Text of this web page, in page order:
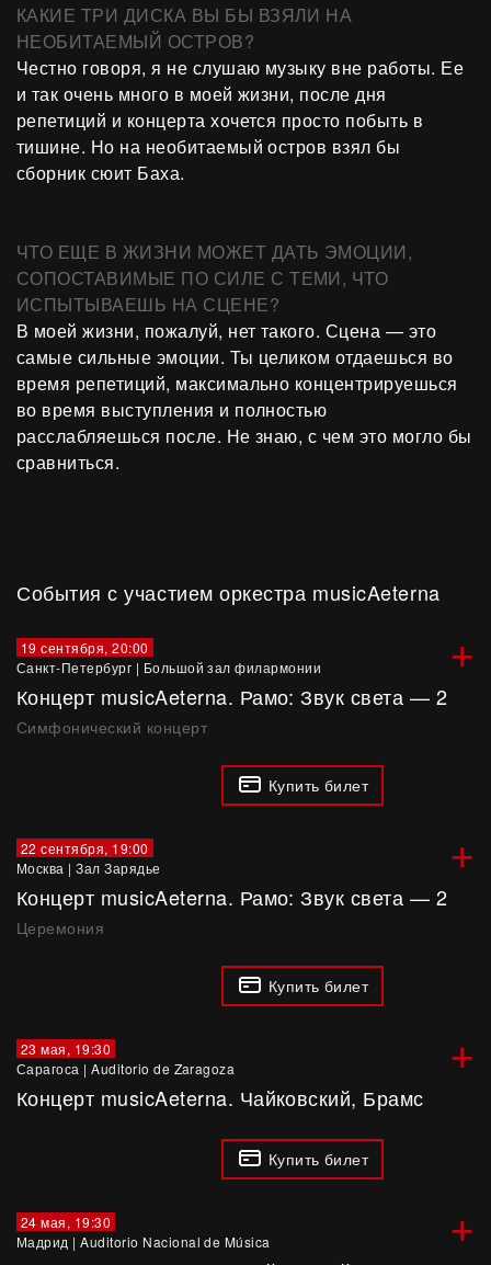
КАКИЕ ТРИ ДИСКА ВЫ БЫ ВЗЯЛИ НА
НЕОБИТАЕМЫЙ ОСТРОВ?
Честно говоря, я не слушаю музыку вне работы. Ее
и так очень много в моей жизни, после дня
репетиций и концерта хочется просто побыть в
тишине. Но на необитаемый остров взял бы
сборник сюит Баха.
ЧТО ЕЩЕ В ЖИЗНИ МОЖЕТ ДАТЬ ЭМОЦИИ,
СОПОСТАВИМЫЕ ПО СИЛЕ С ТЕМИ, ЧТО
ИСПЫТЫВАЕШЬ НА СЦЕНЕ?
В моей жизни, пожалуй, нет такого. Сцена — это
самые сильные эмоции. Ты целиком отдаешься во
время репетиций, максимально концентрируешься
во время выступления и полностью
расслабляешься после. Не знаю, с чем это могло бы
сравниться.
События с участием оркестра musicAeterna
+
19 сентября, 20:00
Санкт-Петербург | Большой зал филармонии
Концерт musicAeterna. Рамо: Звук света — 2
Симфонический концерт
Купить билет
+
22 сентября, 19:00
Москва |Зал Зарядье
Концерт musicAeterna. Рамо: Звук света — 2
Церемония
Купить билет
+
23 мая, 19:30
Сарагоса |Auditorio de Zaragoza
Концерт musicAeterna. Чайковский, Брамс
Купить билет
+
24 мая, 19:30
Мадрид |Auditorio Nacional de Música